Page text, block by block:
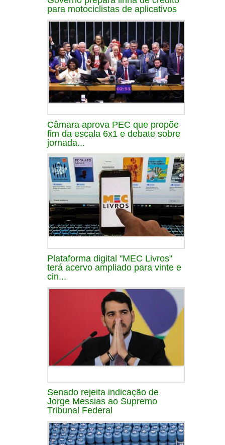
para motociclistas de aplicativos
Câmara aprova PEC que propõe
fim da escala 6x1 e debate sobre
jornada...
Plataforma digital "MEC Livros"
terá acervo ampliado para vinte e
cin...
Senado rejeita indicação de
Jorge Messias ao Supremo
Tribunal Federal